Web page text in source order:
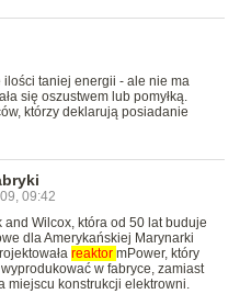
ilości taniej energii - ale nie ma
się oszustwem lub pomyłką.
którzy deklarują posiadanie
09:42
and Wilcox, która od 50 lat buduje
dla Amerykańskiej Marynarki
reaktor mPower, który
w fabryce, zamiast
miejscu konstrukcji elektrowni.